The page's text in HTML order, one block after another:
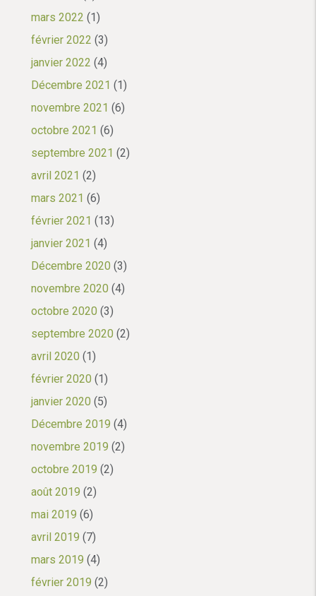
mars 2022 (1)
février 2022 (3)
janvier 2022 (4)
Décembre 2021 (1)
novembre 2021 (6)
octobre 2021 (6)
septembre 2021 (2)
avril 2021 (2)
mars 2021 (6)
février 2021 (13)
janvier 2021 (4)
Décembre 2020 (3)
novembre 2020 (4)
octobre 2020 (3)
septembre 2020 (2)
avril 2020 (1)
février 2020 (1)
janvier 2020 (5)
Décembre 2019 (4)
novembre 2019 (2)
octobre 2019 (2)
août 2019 (2)
mai 2019 (6)
avril 2019 (7)
mars 2019 (4)
février 2019 (2)